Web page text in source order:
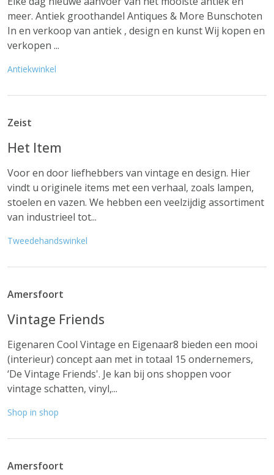
meer. Antiek groothandel Antiques & More Bunschoten
In en verkoop van antiek , design en kunst Wij kopen en
verkopen ...
Antiekwinkel
Zeist
Het Item
Voor en door liefhebbers van vintage en design. Hier
vindt u originele items met een verhaal, zoals lampen,
stoelen en vazen. We hebben een veelzijdig assortiment
van industrieel tot...
Tweedehandswinkel
Amersfoort
Vintage Friends
Eigenaren Cool Vintage en Eigenaar8 bieden een mooi
(interieur) concept aan met in totaal 15 ondernemers,
‘De Vintage Friends'. Je kan bij ons shoppen voor
vintage schatten, vinyl,...
Shop in shop
Amersfoort